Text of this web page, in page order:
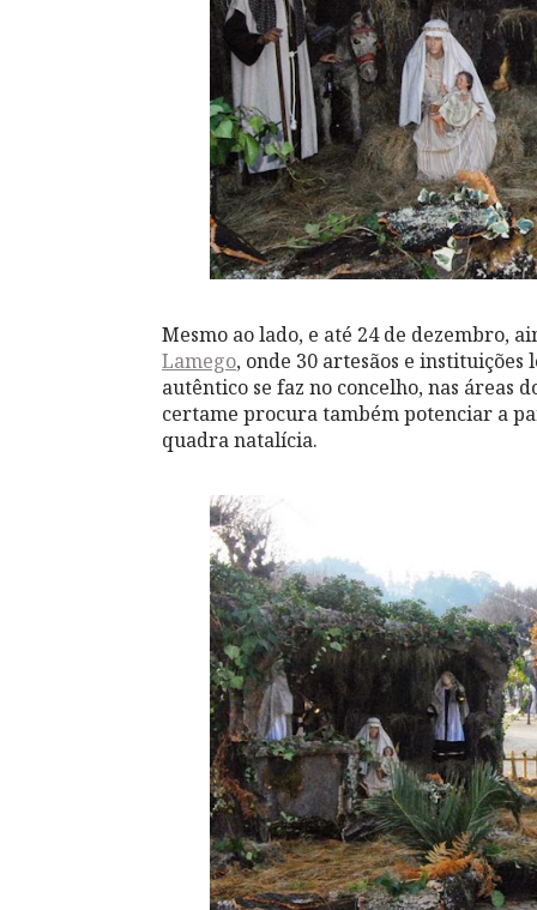
Mesmo ao lado, e até 24 de dezembro,
Lamego, onde 30 artesãos e instituições
autêntico se faz no concelho, nas áreas
certame procura também potenciar a
quadra natalícia.